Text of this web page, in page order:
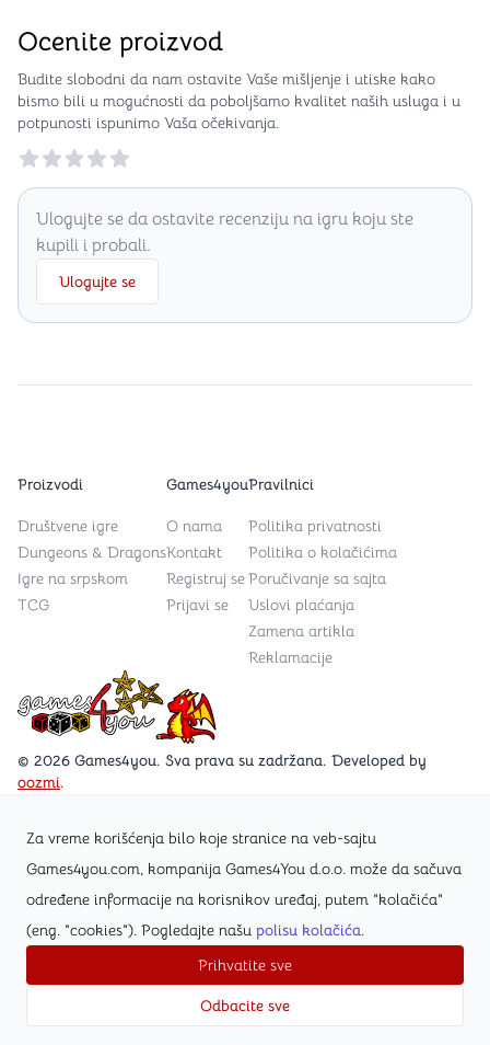
Za vreme korišćenja bilo koje stranice na veb-sajtu
Games4you.com, kompanija Games4You d.o.o. može da sačuva
određene informacije na korisnikov uređaj, putem "kolačića"
(eng. "cookies"). Pogledajte našu polisu kolačića.
Prihvatite sve
Odbacite sve
Ocenite proizvod
Budite slobodni da nam ostavite Vaše mišljenje i utiske kako
bismo bili u mogućnosti da poboljšamo kvalitet naših usluga i u
potpunosti ispunimo Vaša očekivanja.
Reviews
Ulogujte se da ostavite recenziju na igru koju ste
kupili i probali.
Ulogujte se
Games4you logo
© 2026 Games4you. Sva prava su zadržana. Developed by
oozmi.
Posetite Facebook stranicu /Games4you.rs
Zapratite Instagram profil @games4yours
Proizvodi
Društvene igre
Dungeons & Dragons
Igre na srpskom
TCG
Games4you
O nama
Kontakt
Registruj se
Prijavi se
Pravilnici
Politika privatnosti
Politika o kolačićima
Poručivanje sa sajta
Uslovi plaćanja
Zamena artikla
Reklamacije